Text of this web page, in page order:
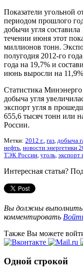
Показатели угольной
периодом прошлого
добычи угля
течении июня этот
миллионов тонн.
полугодия 2012-го
года на 19,7% и
июнь выросли на
Статистика Минэнерго
добыча угля
экспорт угля в
655,6 тысяч тонн или
России.
Метки: 2012 г., газ, добыча
нефть, новости энергетики
ТЭК России, уголь, экспорт
Интересная статья?
Вы должны выполнить
комментировать
Также Вы можете
Одной строкой